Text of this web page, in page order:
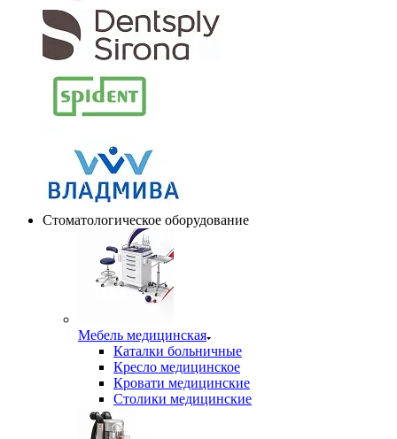
Стоматологическое оборудование
Мебель медицинская
Каталки больничные
Кресло медицинское
Кровати медицинские
Столики медицинские